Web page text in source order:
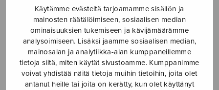
Käytämme evästeitä tarjoamamme sisällön ja
mainosten räätälöimiseen, sosiaalisen median
ominaisuuksien tukemiseen ja kävijämäärämme
analysoimiseen. Lisäksi jaamme sosiaalisen median,
mainosalan ja analytiikka-alan kumppaneillemme
tietoja siitä, miten käytät sivustoamme. Kumppanimme
voivat yhdistää näitä tietoja muihin tietoihin, joita olet
antanut heille tai joita on kerätty, kun olet käyttänyt
NÄYTÄ KARTALLA
Etusivu › Nuottikauppa › Soitinmusiikki › 3
postludia